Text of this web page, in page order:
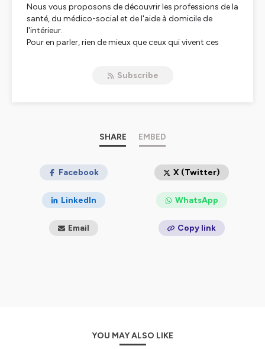
Nous vous proposons de découvrir les professions de la
santé, du médico-social et de l'aide à domicile de
l'intérieur.
Pour en parler, rien de mieux que ceux qui vivent ces
des professionnels de la santé.
Subscribe
SHARE EMBED
Facebook X (Twitter)
LinkedIn WhatsApp
Email Copy link
YOU MAY ALSO LIKE